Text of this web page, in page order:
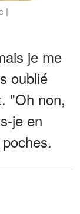
|
je me
oublié
"Oh non,
je en